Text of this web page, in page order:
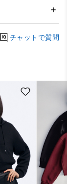
チャットで質問